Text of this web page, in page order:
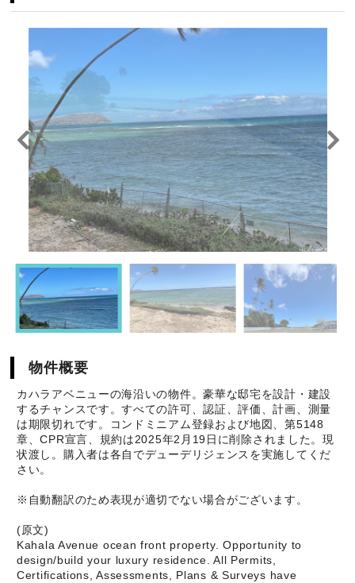
物件概要
カハラアベニューの海沿いの物件。豪華な邸宅を設計・建設
するチャンスです。すべての許可、認証、評価、計画、測量
は期限切れです。コンドミニアム登録および地図、第5148
章、CPR宣言、規約は2025年2月19日に削除されました。現
状渡し。購入者は各自でデューデリジェンスを実施してくだ
さい。
※自動翻訳のため表現が適切でない場合がございます。
(原文)
Kahala Avenue ocean front property. Opportunity to
design/build your luxury residence. All Permits,
Certifications, Assessments, Plans & Surveys have